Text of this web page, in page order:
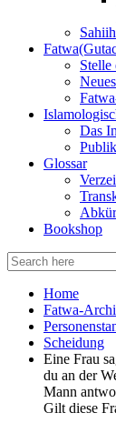
Stelle
Das
Glossar
Bookshop
Search
for:
Home
Fatwa-
Scheidung
Eine Frau
du an der
Mann
Gilt diese